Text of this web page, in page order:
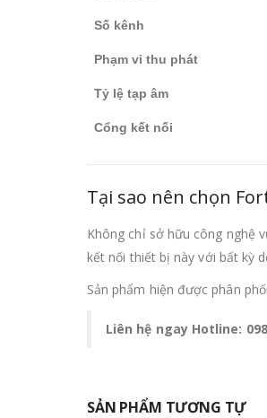
Số kênh
Phạm vi thu phát
Tỷ lệ tạp âm
Cổng kết nối
Tại sao nên chọn
Không chỉ sở hữu công nghệ
kết nối thiết bị này với bất kỳ
Sản phẩm hiện được phân
Liên hệ ngay Hotline:
SẢN PHẨM TƯƠNG TỰ